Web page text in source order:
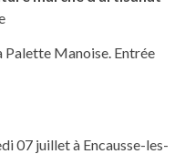
Palette Manoise. Entrée
07 juillet à Encausse-les-